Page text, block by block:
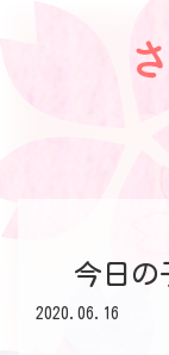
今日
2020.06.16